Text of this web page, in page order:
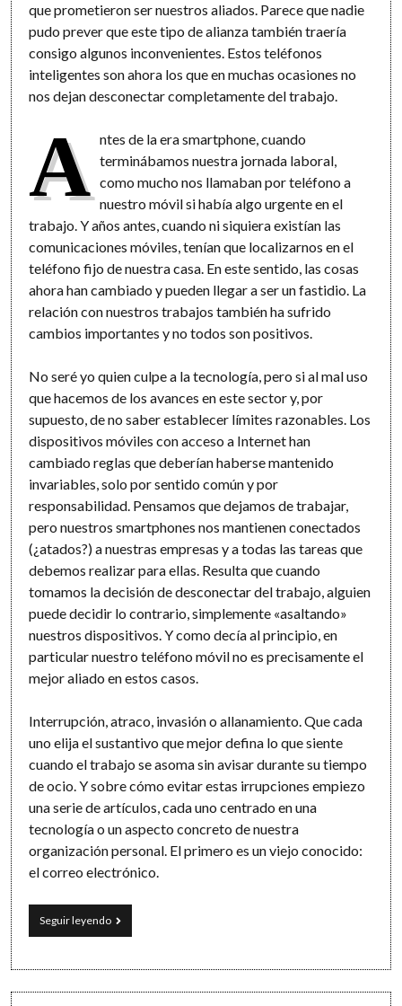
que prometieron ser nuestros aliados. Parece que nadie
pudo prever que este tipo de alianza también traería
consigo algunos inconvenientes. Estos teléfonos
inteligentes son ahora los que en muchas ocasiones no
nos dejan desconectar completamente del trabajo.
A ntes de la era smartphone, cuando
terminábamos nuestra jornada laboral,
como mucho nos llamaban por teléfono a
nuestro móvil si había algo urgente en el
trabajo. Y años antes, cuando ni siquiera existían las
comunicaciones móviles, tenían que localizarnos en el
teléfono fijo de nuestra casa. En este sentido, las cosas
ahora han cambiado y pueden llegar a ser un fastidio. La
relación con nuestros trabajos también ha sufrido
cambios importantes y no todos son positivos.
No seré yo quien culpe a la tecnología, pero si al mal uso
que hacemos de los avances en este sector y, por
supuesto, de no saber establecer límites razonables. Los
dispositivos móviles con acceso a Internet han
cambiado reglas que deberían haberse mantenido
invariables, solo por sentido común y por
responsabilidad. Pensamos que dejamos de trabajar,
pero nuestros smartphones nos mantienen conectados
(¿atados?) a nuestras empresas y a todas las tareas que
debemos realizar para ellas. Resulta que cuando
tomamos la decisión de desconectar del trabajo, alguien
puede decidir lo contrario, simplemente «asaltando»
nuestros dispositivos. Y como decía al principio, en
particular nuestro teléfono móvil no es precisamente el
mejor aliado en estos casos.
Interrupción, atraco, invasión o allanamiento. Que cada
uno elija el sustantivo que mejor defina lo que siente
cuando el trabajo se asoma sin avisar durante su tiempo
de ocio. Y sobre cómo evitar estas irrupciones empiezo
una serie de artículos, cada uno centrado en una
tecnología o un aspecto concreto de nuestra
organización personal. El primero es un viejo conocido:
el correo electrónico.
Seguir leyendoDesconecta
(I)
El